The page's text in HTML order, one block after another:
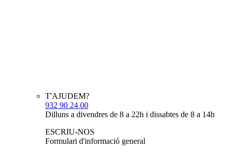
T'AJUDEM?
932 90 24 00
Dilluns a divendres de 8 a 22h i dissabtes de 8 a 14h
ESCRIU-NOS
Formulari d'informació general